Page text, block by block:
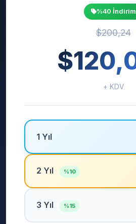
%40 İndirim
$200,24
+ KDV
1 Yıl
2 Yıl %10
3 Yıl %15